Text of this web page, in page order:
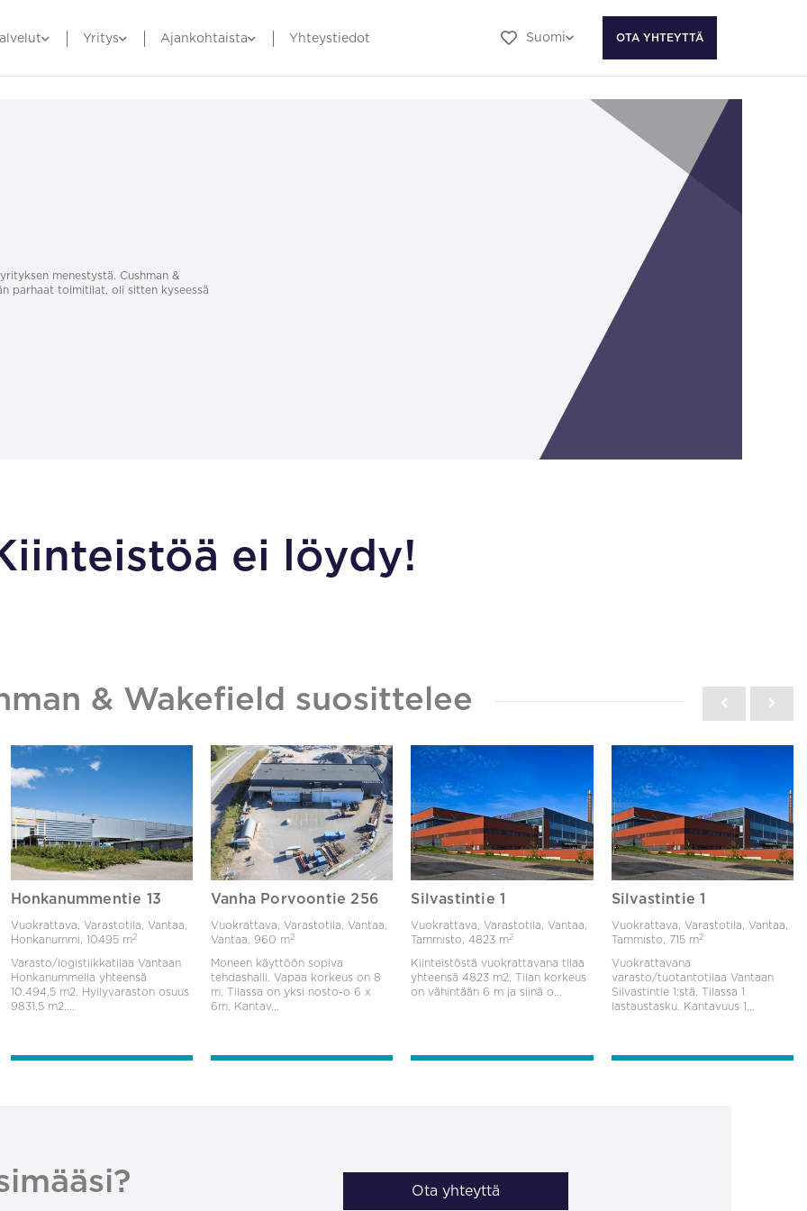
Yritys Ajankohtaista Yhteystiedot Suomi OTA YHTEYTTÄ
menestystä. Cushman &
parhaat toimitilat, oli sitten kyseessä
ei löydy!
& Wakefield suosittelee
Honkanummentie 13
Vuokrattava, Varastotila, Vantaa,
Honkanummi, 10495 m2
Varasto/logistiikkatilaa Vantaan
Honkanummella yhteensä
10.494,5 m2. Hyllyvaraston osuus
9831,5 m2....
Vanha Porvoontie 256
Vuokrattava, Varastotila, Vantaa,
Vantaa, 960 m2
Moneen käyttöön sopiva
tehdashalli. Vapaa korkeus on 8
m. Tilassa on yksi nosto-o 6 x
6m. Kantav...
Silvastintie 1
Vuokrattava, Varastotila, Vantaa,
Tammisto,4823 m2
Kiinteistöstä vuokrattavana tilaa
yhteensä 4823 m2. Tilan korkeus
on vähintään 6 m ja siinä o...
Silvastintie 1
Vuokrattava, Varastotila, Vantaa,
Tammisto,
715 m2
Vuokrattavana
varasto/tuotantotilaa Vantaan
Silvastintie 1:stä. Tilassa 1
lastaustasku. Kantavuus 1...
Ota yhteyttä